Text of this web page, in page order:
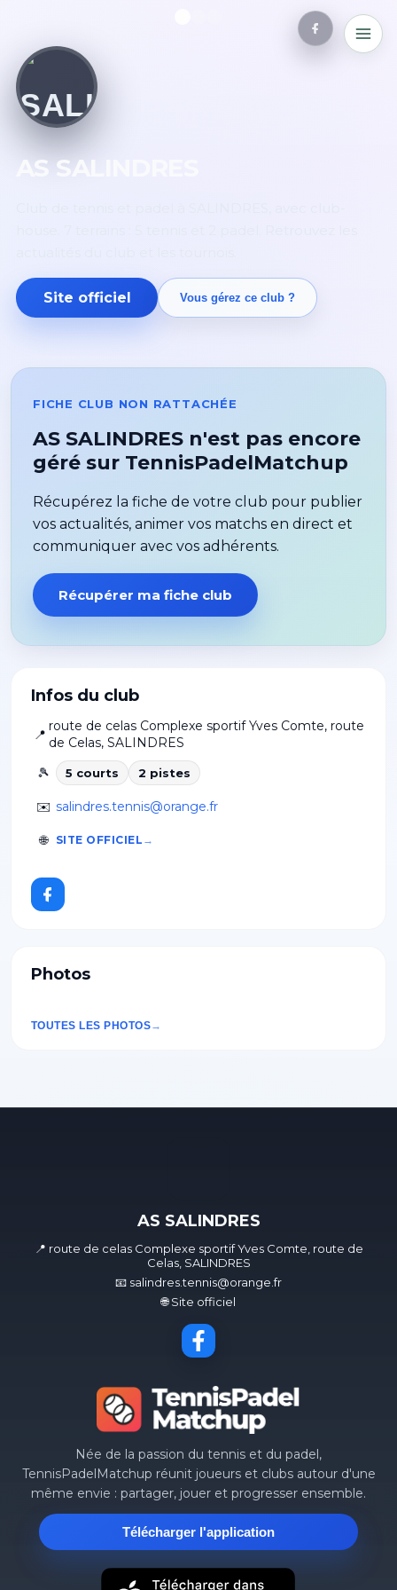
AS SALINDRES
Site officiel Vous gérez ce club ?
Infos du club
📍
route de celas Complexe sportif Yves Comte, route
de Celas, SALINDRES
🎾
5 courts 2 pistes
✉️ salindres.tennis@orange.fr
🌐 SITE OFFICIEL
Photos
TOUTES LES PHOTOS
FICHE CLUB NON RATTACHÉE
AS SALINDRES n'est pas encore
géré sur TennisPadelMatchup
Récupérez la fiche de votre club pour publier
vos actualités, animer vos matchs en direct et
communiquer avec vos adhérents.
Récupérer ma fiche club
AS SALINDRES
📍 route de celas Complexe sportif Yves Comte, route de
Celas, SALINDRES
📧 salindres.tennis@orange.fr
🌐 Site officiel
Née de la passion du tennis et du padel,
TennisPadelMatchup réunit joueurs et clubs autour d'une
même envie : partager, jouer et progresser ensemble.
Télécharger l'application